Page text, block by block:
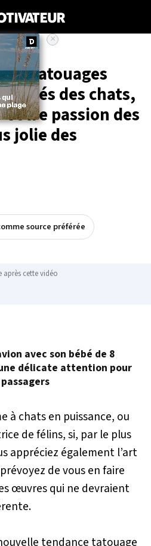
Animaux
tatouages
des chats,
passion des
jolie des
source préférée
après cette vidéo
×
avec son bébé de 8
délicate attention pour
à chats en puissance, ou
de félins, si, par le plus
appréciez également l’art
de vous en faire
œuvres qui ne devraient
tendance tatouage